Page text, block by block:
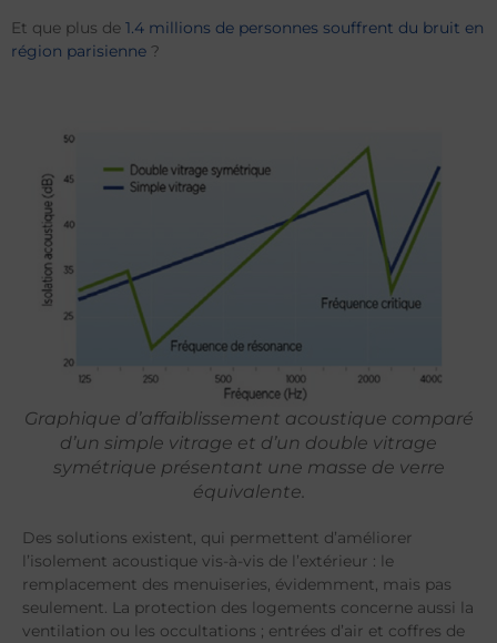
Et que plus de 1.4 millions de personnes souffrent du bruit en
région parisienne ?
Graphique d’affaiblissement acoustique comparé
d’un simple vitrage et d’un double vitrage
symétrique présentant une masse de verre
équivalente.
Des solutions existent, qui permettent d’améliorer
l’isolement acoustique vis-à-vis de l’extérieur : le
remplacement des menuiseries, évidemment, mais pas
seulement. La protection des logements concerne aussi la
ventilation ou les occultations ; entrées d’air et coffres de